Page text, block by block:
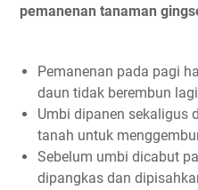
pemanenan tanaman
Pemanenan pada pagi
daun tidak berembun
Umbi dipanen sekaligus
tanah untuk
Sebelum umbi dicabut
dipangkas dan